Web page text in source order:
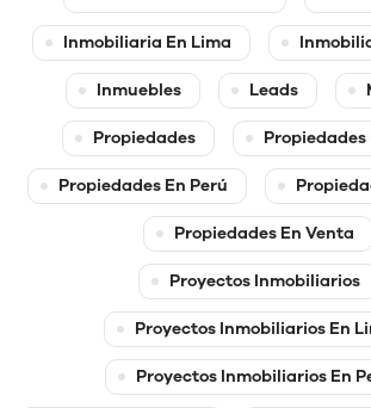
Inmobiliaria En Lima
Inmuebles Leads
Propiedades Propiedades
Propiedades En Perú
Propiedades En Venta
Proyectos Inmobiliarios
Proyectos Inmobiliarios En
Proyectos Inmobiliarios En